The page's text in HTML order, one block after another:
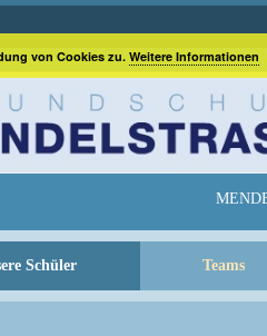
Schüler Teams
von Cookies zu. Weitere Informationen